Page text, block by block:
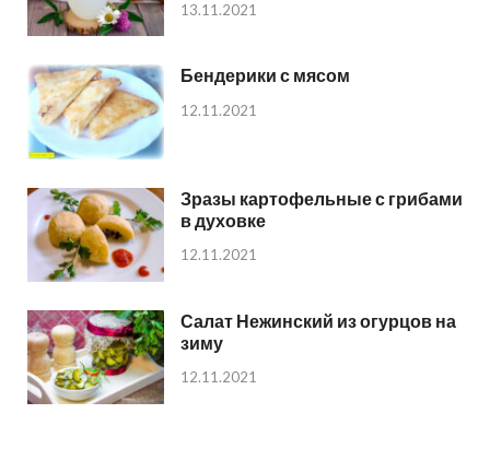
13.11.2021
Бендерики с мясом
12.11.2021
Зразы картофельные с грибами
в духовке
12.11.2021
Салат Нежинский из огурцов на
зиму
12.11.2021